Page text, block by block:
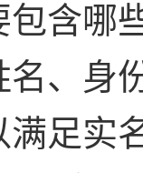
含哪
名、身
足实